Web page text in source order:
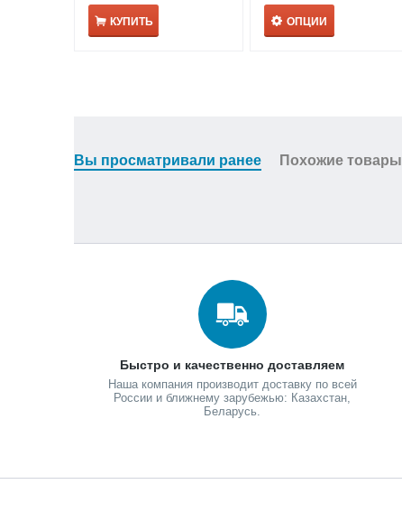
КУПИТЬ ОПЦИИ
Вы просматривали ранее Похожие товары
Быстро и качественно доставляем
Наша компания производит доставку по всей
России и ближнему зарубежью: Казахстан,
Беларусь.